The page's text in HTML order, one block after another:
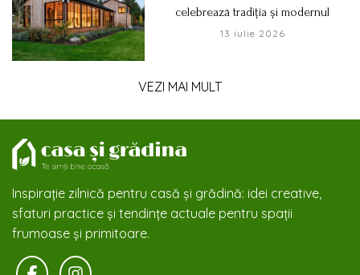
celebrează tradiția și modernul
13 iulie 2026
VEZI MAI MULT
Inspirație zilnică pentru casă și grădină: idei creative,
sfaturi practice și tendințe actuale pentru spații
frumoase și primitoare.